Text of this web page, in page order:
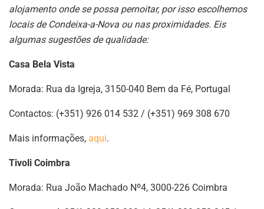
alojamento onde se possa pernoitar, por isso escolhemos
locais de Condeixa-a-Nova ou nas proximidades. Eis
algumas sugestões de qualidade:
Casa Bela Vista
Morada: Rua da Igreja, 3150-040 Bem da Fé, Portugal
Contactos: (+351) 926 014 532 / (+351) 969 308 670
Mais informações, aqui.
Tivoli Coimbra
Morada: Rua João Machado Nº4, 3000-226 Coimbra